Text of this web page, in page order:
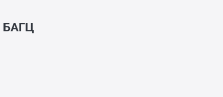
БАГЦ